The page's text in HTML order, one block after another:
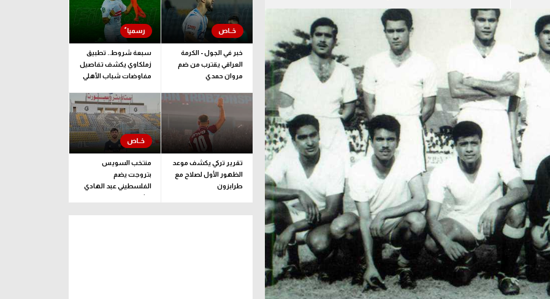
للمحترفين
أوروبا
إفريقيا
دوري أبطال أوروبا
القسم الثاني
رياضات أخرى
آسيا
أمريكا
ركن الألعاب
خبر في الجول - الكرمة
العراقي يقترب من ضم
مروان حمدي
سبعة شروط.. تطبيق
زملكاوي يكشف تفاصيل
مفاوضات شباب الأهلي
تقرير تركي يكشف موعد
الظهور الأول لصلاح مع
طرابزون
منتخب السويس
بتروجت يضم
الفلسطيني عبد الهادي
راشد